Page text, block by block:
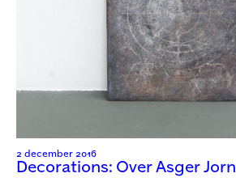
2 december 2016
Decorations: Over Asger Jorn